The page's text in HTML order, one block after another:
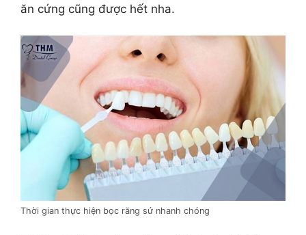
ăn cứng cũng được hết nha.
Thời gian thực hiện bọc răng sứ nhanh chóng